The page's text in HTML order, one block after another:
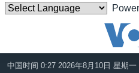
碍中国时间 0:27 2026年8月10日 星期一